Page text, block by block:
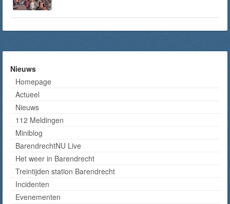
Nieuws
Homepage
Actueel
Nieuws
112 Meldingen
Miniblog
BarendrechtNU Live
Het weer in Barendrecht
Treintijden station Barendrecht
Incidenten
Evenementen